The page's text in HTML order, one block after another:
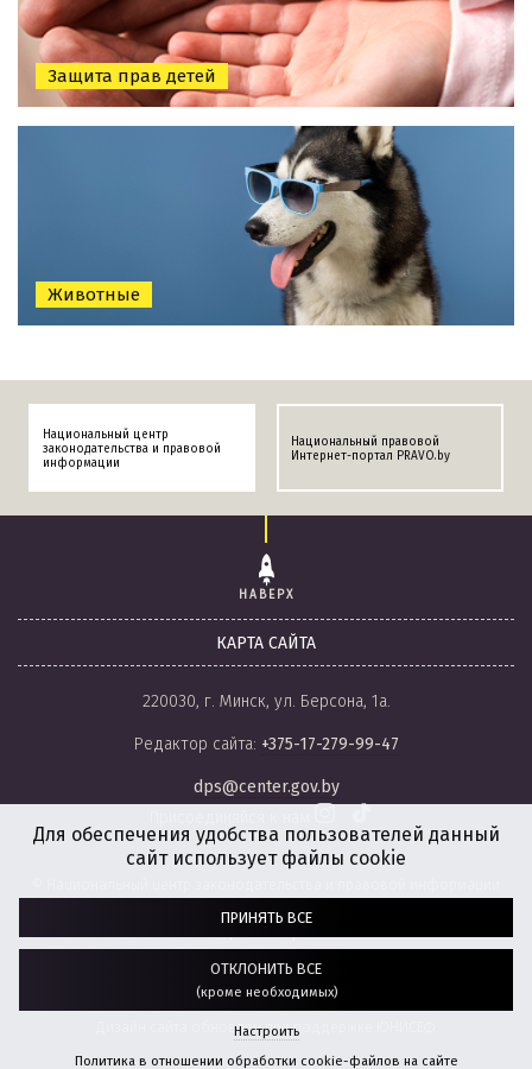
Защита прав детей
Животные
Национальный центр
законодательства и правовой
информации
Национальный правовой
Интернет-портал PRAVO.by
НАВЕРХ
КАРТА САЙТА
220030, г. Минск, ул. Берсона, 1а.
Редактор сайта: +375-17-279-99-47
dps@center.gov.by
Республики Беларусь, 2008-2026.
Разработка сайта: агентство
“ГЕНШТАБ”
Дизайн сайта обновлен при поддержке ЮНИСЕФ.
Для обеспечения удобства пользователей данный
сайт использует файлы cookie
ПРИНЯТЬ ВСЕ
ОТКЛОНИТЬ ВСЕ
(кроме необходимых)
Настроить
Политика в отношении обработки cookie-файлов на сайте